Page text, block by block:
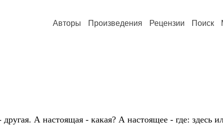
Авторы Произведения Рецензии Поиск
другая. А настоящая - какая? А настоящее - где: здесь